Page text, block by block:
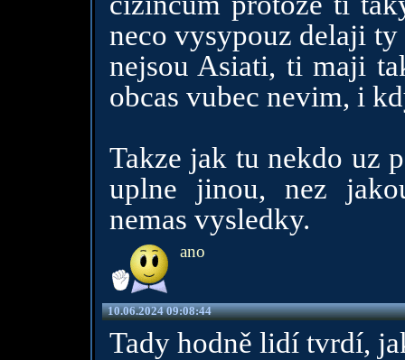
neco vysypouz delaji ty
nejsou Asiati, ti maji
obcas vubec nevim, i
Takze jak tu nekdo uz
uplne jinou, nez
nemas vysledky.
ano
10.06.2024 09:08:44
Tady hodně lidí tvrdí,